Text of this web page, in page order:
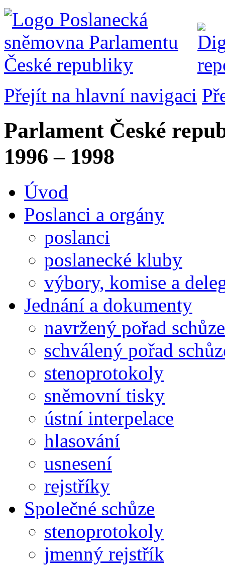
Přejít na hlavní navigaci
Parlament České
1996 – 1998
Úvod
Poslanci a orgány
poslanci
poslanecké kluby
výbory, komise a
Jednání a dokumenty
navržený pořad schůze
schválený pořad
stenoprotokoly
sněmovní tisky
ústní interpelace
hlasování
usnesení
rejstříky
Společné schůze
stenoprotokoly
jmenný rejstřík